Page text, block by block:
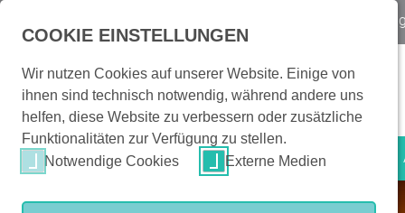
Patienten & Besucher
COOKIE EINSTELLUNGEN
Wir nutzen Cookies auf unserer Website. Einige von
ihnen sind technisch notwendig, während andere uns
helfen, diese Website zu verbessern oder zusätzliche
Funktionalitäten zur Verfügung zu stellen.
Notwendige Cookies
Externe Medien